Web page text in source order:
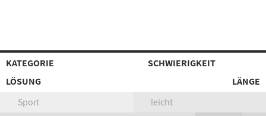
KATEGORIE
SCHWIERIGKEIT
LÖSUNG
LÄNGE
Sport
leicht